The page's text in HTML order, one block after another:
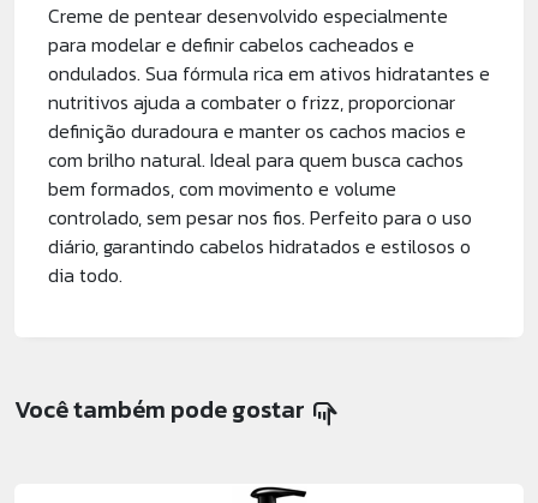
Creme de pentear desenvolvido especialmente
para modelar e definir cabelos cacheados e
ondulados. Sua fórmula rica em ativos hidratantes e
nutritivos ajuda a combater o frizz, proporcionar
definição duradoura e manter os cachos macios e
com brilho natural. Ideal para quem busca cachos
bem formados, com movimento e volume
controlado, sem pesar nos fios. Perfeito para o uso
diário, garantindo cabelos hidratados e estilosos o
dia todo.
Você também pode gostar pan_tool_alt